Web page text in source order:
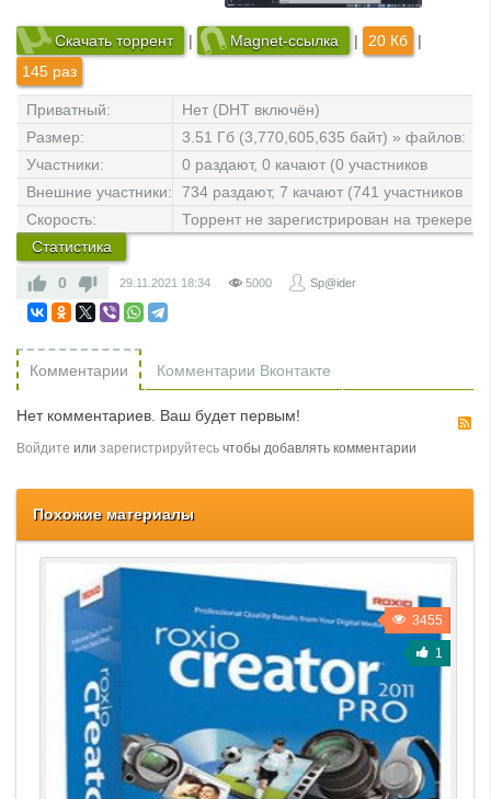
Скачать торрент | Magnet-ссылка | 20 Кб
|
145 раз
Приватный:
Нет (DHT включён)
Размер:
3.51 Гб (3,770,605,635 байт) » файлов:
2
Участники:
0 раздают, 0 качают (0 участников
всего)
Внешние участники:
734 раздают, 7 качают (741 участников
всего)
[ Обновить]
Скорость:
Торрент не зарегистрирован на трекере
Статистика
0 29.11.2021 18:34 5000 Sp@ider
Комментарии Комментарии Вконтакте
Нет комментариев. Ваш будет первым!
Войдите или зарегистрируйтесь чтобы добавлять комментарии
Похожие материалы
3455
1